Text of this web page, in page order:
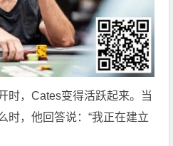
时，Cates变得活跃起来。当
时，他回答说：“我正在建立